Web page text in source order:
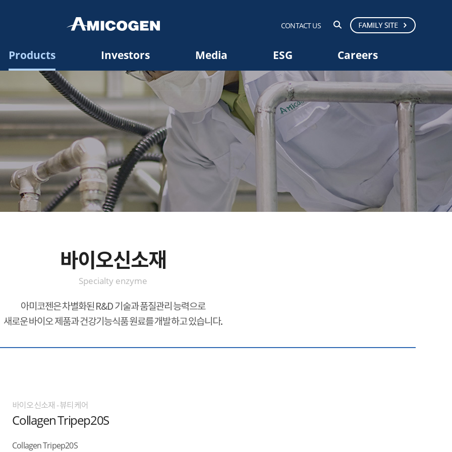
CONTACT US
Products Investors Media ESG Careers
바이오신소재
Specialty enzyme
아미코젠은 차별화된 R&D 기술과 품질관리 능력으로
새로운 바이오 제품과 건강기능식품 원료를 개발하고 있습니다.
바이오신소재 - 뷰티케어
Collagen Tripep20S
Collagen Tripep20S